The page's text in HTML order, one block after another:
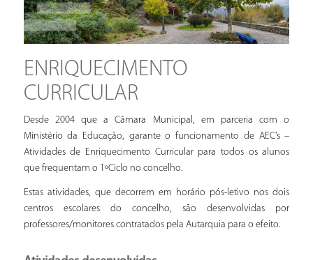
ENRIQUECIMENTO
CURRICULAR
Desde 2004 que a Câmara Municipal, em parceria com o
Ministério da Educação, garante o funcionamento de AEC’s –
Atividades de Enriquecimento Curricular para todos os alunos
que frequentam o 1ºCiclo no concelho.
Estas atividades, que decorrem em horário pós-letivo nos dois
centros escolares do concelho, são desenvolvidas por
professores/monitores contratados pela Autarquia para o efeito.